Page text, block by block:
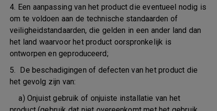
4. Een aanpassing van het product die eventueel nodig is
om te voldoen aan de technische standaarden of
veiligheidstandaarden, die gelden in een ander land dan
het land waarvoor het product oorspronkelijk is
ontworpen en geproduceerd;
5. De beschadigingen of defecten van het product die
het gevolg zijn van:
a) Onjuist gebruik of onjuiste installatie van het